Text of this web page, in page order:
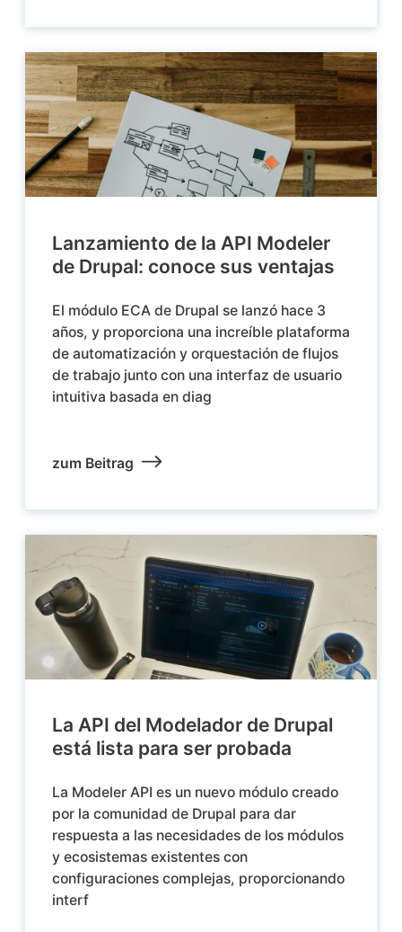
Lanzamiento de la API Modeler
de Drupal: conoce sus ventajas
El módulo ECA de Drupal se lanzó hace 3
años, y proporciona una increíble plataforma
de automatización y orquestación de flujos
de trabajo junto con una interfaz de usuario
intuitiva basada en diag
zum Beitrag
La API del Modelador de Drupal
está lista para ser probada
La Modeler API es un nuevo módulo creado
por la comunidad de Drupal para dar
respuesta a las necesidades de los módulos
y ecosistemas existentes con
configuraciones complejas, proporcionando
interf